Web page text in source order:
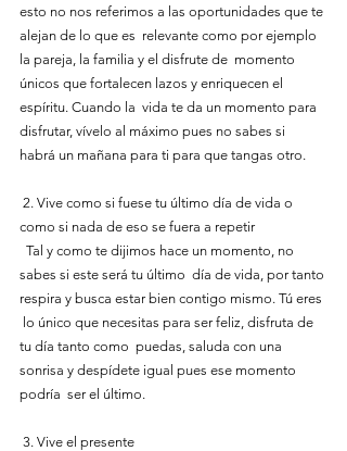
esto no nos referimos a las oportunidades que te
alejan de lo que es  relevante como por ejemplo
la pareja, la familia y el disfrute de  momento
únicos que fortalecen lazos y enriquecen el
espíritu. Cuando la  vida te da un momento para
disfrutar, vívelo al máximo pues no sabes si
habrá un mañana para ti para que tangas otro.
como si nada de eso se fuera a repetir
sabes si este será tu último  día de vida, por tanto
respira y busca estar bien contigo mismo. Tú eres
lo único que necesitas para ser feliz, disfruta de
tu día tanto como  puedas, saluda con una
sonrisa y despídete igual pues ese momento
podría  ser el último.
3. Vive el presente